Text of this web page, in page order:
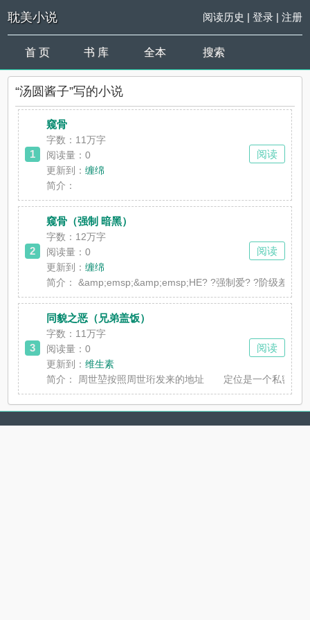
耽美小说 阅读历史 | 登录| 注册
首 页 书 库 全本 搜索
“汤圆酱子”写的小说
1
窥骨
字数：11万字
阅读量：0
更新到：缠绵
简介：
阅读
2
窥骨（强制 暗黑）
字数：12万字
阅读量：0
更新到：缠绵
简介：
&amp;emsp;&amp;emsp;HE? ?强制爱? ?阶级差? ?
阅读
3
同貌之恶（兄弟盖饭）
字数：11万字
阅读量：0
更新到：维生素
简介：
周世堃按照周世珩发来的地址 定位是一个私密的
阅读